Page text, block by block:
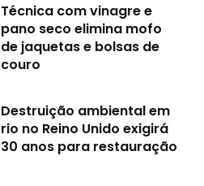
Técnica com vinagre e
pano seco elimina mofo
de jaquetas e bolsas de
couro
Destruição ambiental em
rio no Reino Unido exigirá
30 anos para restauração